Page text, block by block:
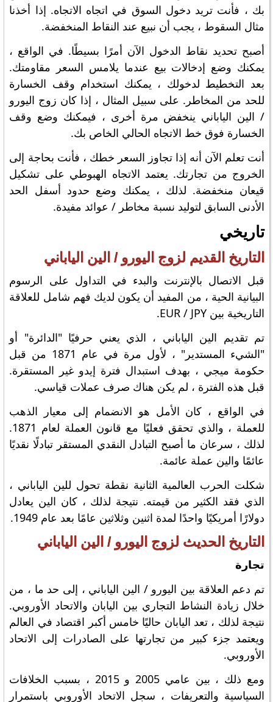
بك ، فأنت تريد دخول السوق في اتجاه الاتجاه. إذا أخذنا
مثال السقوط ، يجب أن نبيع عند النقاط المنخفضة.
أصبح تحديد نقاط الدخول الآن أمرًا بسيطًا. في الواقع ،
يمكنك وضع إدخالات بيع عندما يلامس السعر مقاومتك.
بعد التخطيط لدخولك ، يمكنك استخدام وقف الخسارة
للحد من المخاطر. على سبيل المثال ، إذا كان زوج اليورو
/ الين الياباني ينخفض ​​مرة أخرى ، فيمكنك وضع وقف
الخسارة فوق خط الاتجاه الحالي الخاص بك.
أنت تعلم الآن أنه إذا تجاوز السعر خطك ، فأنت بحاجة إلى
الخروج من تجارتك. يعتمد الاتجاه الهبوطي على تشكيل
قيعان منخفضة. لذلك ، يمكنك وضع حدود أسفل الحد
الأدنى السابق لتوليد نسبة مخاطر / عوائد مفيدة.
تاريخي
التاريخ القديم لزوج اليورو / الين الياباني
قبل الاتصال بالإنترنت والبدء في التداول على الرسوم
البيانية الحية ، من المفيد أن يكون لديك فهم شامل للعلاقة
التاريخية بين EUR / JPY.
تم تقديم الين الياباني ، الذي يعني حرفيًا "الدائرة" أو
"الشيء المستدير" ، لأول مرة في عام 1871 من قبل
حكومة ميجي ، بهدف استبدال فترة إيدو غير المستقرة.
قبل هذه الفترة ، لم يكن هناك صرف عملات قياسي.
في الواقع ، كان الأمل هو الانضمام إلى معيار الذهب
للعملة ، والذي تحقق فعليًا مع قانون العملة لعام 1871.
لذلك ، سرعان ما أصبح التبادل النقدي المستقر تبادلًا نقديًا
عائمًا والين عملة عائمة.
شكلت الحرب العالمية الثانية نقطة تحول للين الياباني ،
الذي فقد الكثير من قيمته. نتيجة لذلك ، كان الين يعادل
دولارًا أمريكيًا واحدًا لمدة اثنين وثلاثين عامًا بعد عام 1949.
التاريخ الحديث لزوج اليورو / الين الياباني
تجارة
تم دعم العلاقة بين اليورو / الين الياباني ، إلى حد ما ، من
خلال زيادة النشاط التجاري بين اليابان والاتحاد الأوروبي.
نتيجة لذلك ، تعد اليابان حاليًا خامس أكبر اقتصاد في العالم
ويعتمد جزء كبير من تجارتها على الصادرات إلى الاتحاد
الأوروبي.
ومع ذلك ، بين عامي 2005 و 2015 ، بسبب الخلافات
السياسية والتعريفات ، سجل الاتحاد الأوروبي باستمرار